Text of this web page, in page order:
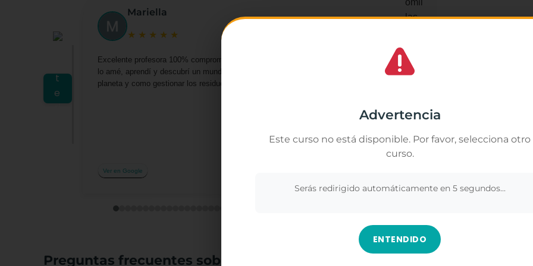
Gestionar el consentimiento de las cookies
mostrarte publicidad relacionada con tus preferencias en base a un perfil
a partir de tus hábitos de navegación (por ejemplo, páginas visitadas). Puedes
su uso pulsando el botón "Ver preferencias".
Mariella
★ ★ ★ ★ ★
Excelente profesora 100% comprometida por darnos lo mejor. Lástima que terminó el curso
lo amé, aprendí y descubrí un mundo lleno de oportunidades. De ser más amable con el
planeta y como gestionar los residuos desde casa y a nivel industrial.
Ver en Google
más sobre este
Preguntas frecuentes sobre el curso
Advertencia
Este curso no está disponible. Por favor, selecciona otro
curso.
Serás redirigido automáticamente en 4 segundos...
ENTENDIDO